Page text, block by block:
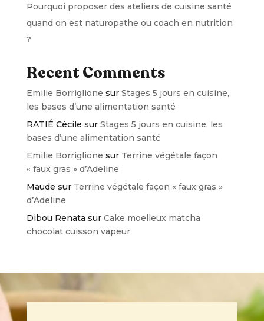
Pourquoi proposer des ateliers de cuisine santé
quand on est naturopathe ou coach en nutrition
?
Recent Comments
Emilie Borriglione sur Stages 5 jours en cuisine,
les bases d’une alimentation santé
RATIÉ Cécile sur Stages 5 jours en cuisine, les
bases d’une alimentation santé
Emilie Borriglione sur Terrine végétale façon
« faux gras » d’Adeline
Maude sur Terrine végétale façon « faux gras »
d’Adeline
Dibou Renata sur Cake moelleux matcha
chocolat cuisson vapeur